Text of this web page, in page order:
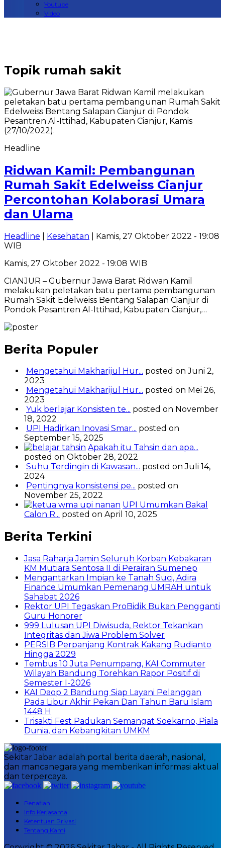
Youtube
Video
Topik rumah sakit
Headline
Ridwan Kamil: Pembangunan
Rumah Sakit Edelweiss Cianjur
Percontohan Kolaborasi Umara
dan Ulama
Headline Kesehatan | Kamis, 27 Oktober 2022 - 19:08
WIB
Kamis, 27 Oktober 2022 - 19:08 WIB
CIANJUR – Gubernur Jawa Barat Ridwan Kamil
melakukan peletakan batu pertama pembangunan
Rumah Sakit Edelweiss Bentang Salapan Cianjur di
Pondok Pesantren Al-Ittihad, Kabupaten Cianjur,…
Berita Populer
Mengetahui Makharijul Hur... posted on Juni 2,
2023
Mengetahui Makharijul Hur... posted on Mei 26,
2023
Yuk berlajar Konsisten te... posted on November
18, 2022
UPI Hadirkan Inovasi Smar... posted on
September 15, 2025
Apakah itu Tahsin dan apa...
posted on Oktober 28, 2022
Suhu Terdingin di Kawasan... posted on Juli 14,
2024
Pentingnya konsistensi pe... posted on
November 25, 2022
UPI Umumkan Bakal
Calon R... posted on April 10, 2025
Berita Terkini
Jasa Raharja Jamin Seluruh Korban Kebakaran
KM Mutiara Sentosa II di Perairan Sumenep
Mengantarkan Impian ke Tanah Suci, Adira
Finance Umumkan Pemenang UMRAH untuk
Sahabat 2026
Rektor UPI Tegaskan ProBidik Bukan Pengganti
Guru Honorer
999 Lulusan UPI Diwisuda, Rektor Tekankan
Integritas dan Jiwa Problem Solver
PERSIB Perpanjang Kontrak Kakang Rudianto
Hingga 2029
Tembus 10 Juta Penumpang, KAI Commuter
Wilayah Bandung Torehkan Rapor Positif di
Semester I-2026
KAI Daop 2 Bandung Siap Layani Pelanggan
Pada Libur Akhir Pekan Dan Tahun Baru Islam
1448 H
Trisakti Fest Padukan Semangat Soekarno, Piala
Dunia, dan Kebangkitan UMKM
Sekitar Jabar adalah portal berita daerah, nasional,
dan mancanegara yang memberikan informasi aktual
dan terpercaya.
Penafian
Info Kerjasama
Ketentuan Privasi
Tentang Kami